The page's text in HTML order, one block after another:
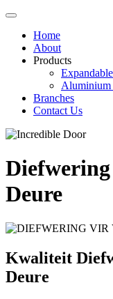
Home
About
Products
Branches
Contact Us
Deure
Kwaliteit
Deure